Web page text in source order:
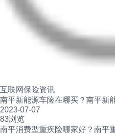
互联网保险资讯
南平新能源车险在哪买？南平新
2023-07-07
83浏览
南平消费型重疾险哪家好？南平